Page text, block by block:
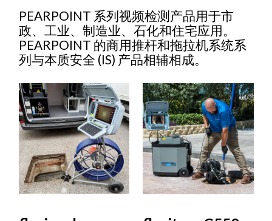
PEARPOINT 系列视频检测产品用于市
政、工业、制造业、石化和住宅应用。
PEARPOINT 的商用推杆和拖拉机系统系
列与本质安全 (IS) 产品相辅相成。